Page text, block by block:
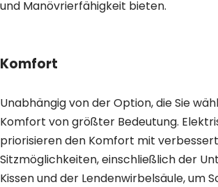
und Manövrierfähigkeit bieten.
Komfort
Unabhängig von der Option, die Sie
Komfort von größter Bedeutung.
priorisieren den Komfort mit
Sitzmöglichkeiten, einschließlich der
Kissen und der Lendenwirbelsäule, um